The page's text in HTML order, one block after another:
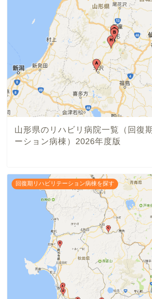
山形県のリハビリ病院一覧（回復
ーション病棟）2026年度版
回復期リハビリテーション病棟を探す